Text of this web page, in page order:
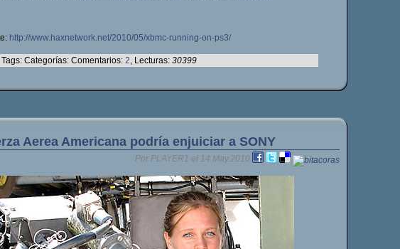
http://www.haxnetwork.net/2010/05/xbmc-running-on-ps3/
Tags: Categorías: Comentarios: 2, Lecturas: 30399
Aerea Americana podría enjuiciar a SONY
Por PLAYER1 el 14.May.2010